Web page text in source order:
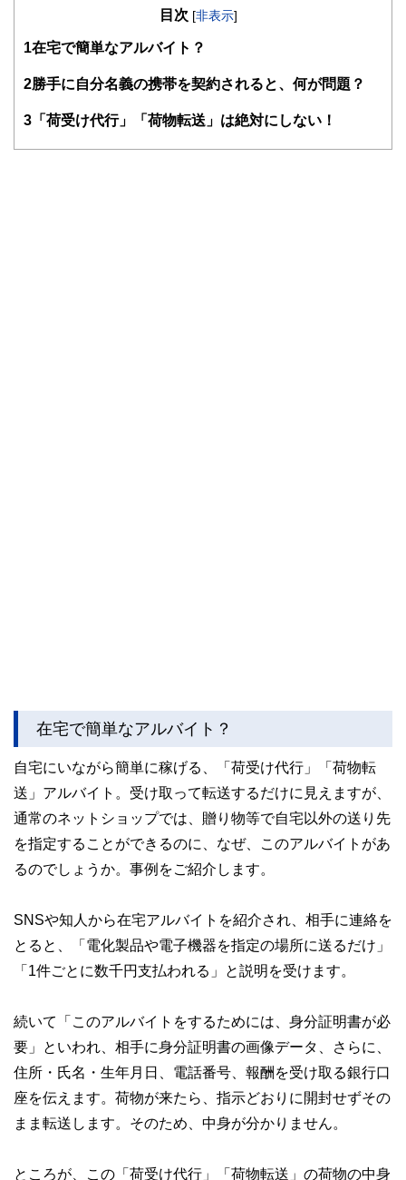
る。結婚で専業主婦となるが夫の独立を機に経理・総務に転
ーチング資格も習得し、金銭面だけでなく心の面からも「幸
融商品を売らない独立系ファイナンシャル・プランナー。
目次 [非表示]
1在宅で簡単なアルバイト？
2勝手に自分名義の携帯を契約されると、何が問題？
3 「荷受け代行」「荷物転送」は絶対にしない！
在宅で簡単なアルバイト？
自宅にいながら簡単に稼げる、「荷受け代行」「荷物転
送」アルバイト。受け取って転送するだけに見えますが、
通常のネットショップでは、贈り物等で自宅以外の送り先
を指定することができるのに、なぜ、このアルバイトがあ
るのでしょうか。事例をご紹介します。
SNSや知人から在宅アルバイトを紹介され、相手に連絡を
とると、「電化製品や電子機器を指定の場所に送るだけ」
「1件ごとに数千円支払われる」と説明を受けます。
続いて「このアルバイトをするためには、身分証明書が必
要」といわれ、相手に身分証明書の画像データ、さらに、
住所・氏名・生年月日、電話番号、報酬を受け取る銀行口
座を伝えます。荷物が来たら、指示どおりに開封せずその
まま転送します。そのため、中身が分かりません。
ところが、この「荷受け代行」「荷物転送」の荷物の中身